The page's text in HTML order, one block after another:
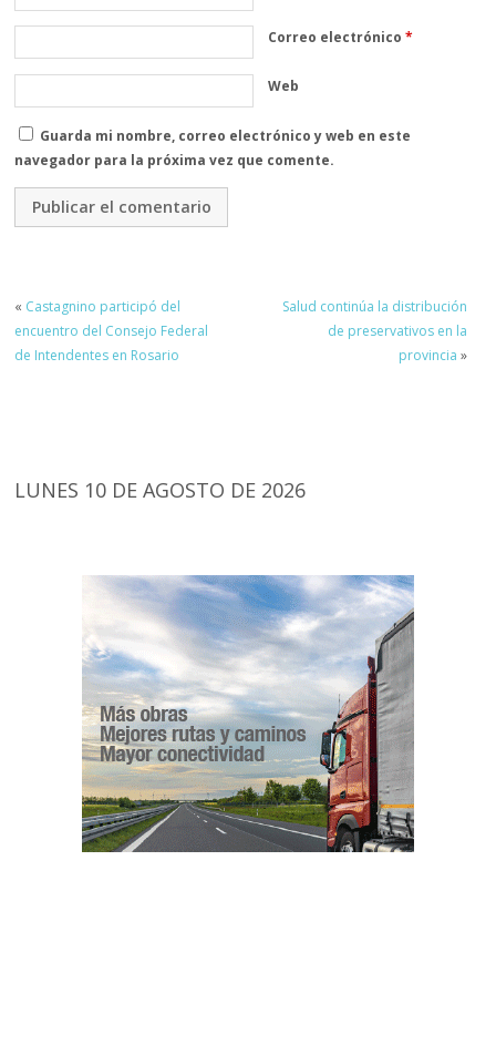
Correo electrónico*
Web
Guarda mi nombre, correo electrónico y web en este
navegador para la próxima vez que comente.
« Castagnino participó del
encuentro del Consejo Federal
de Intendentes en Rosario
Salud continúa la distribución
de preservativos en la
provincia »
LUNES 10 DE AGOSTO DE 2026